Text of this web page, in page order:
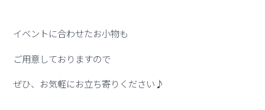
イベントに合わせたお小物も
ご用意しておりますので
ぜひ、お気軽にお立ち寄りください♪